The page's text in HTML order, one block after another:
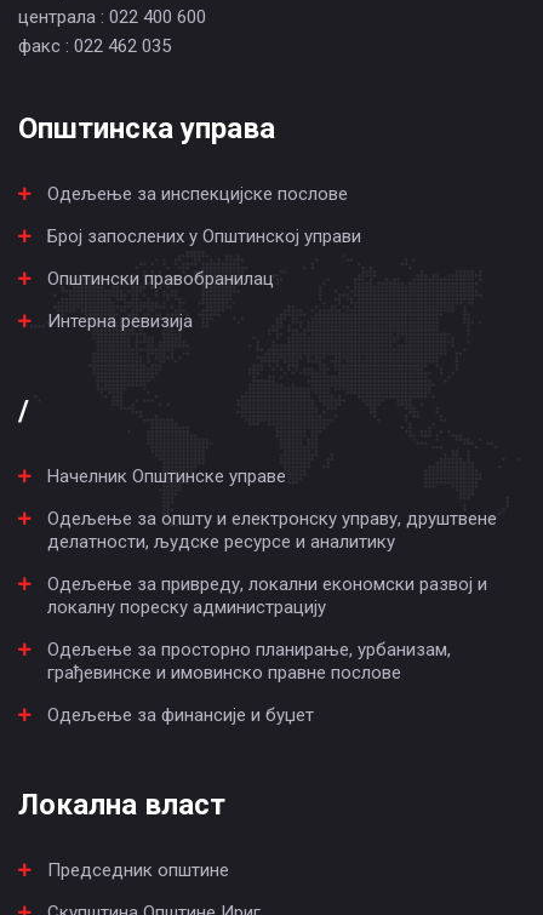
централа : 022 400 600
факс : 022 462 035
Општинска управа
Одељење за инспекцијске послове
Број запослених у Општинској управи
Општински правобранилац
Интерна ревизија
/
Начелник Општинске управе
Одељење за општу и електронску управу, друштвене
делатности, људске ресурсе и аналитику
Одељење за привреду, локални економски развој и
локалну пореску администрацију
Одељење за просторно планирање, урбанизам,
грађевинске и имовинско правне послове
Одељење за финансије и буџет
Локална власт
Председник општине